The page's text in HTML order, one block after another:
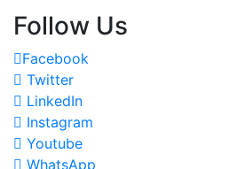
Follow Us
Facebook
Twitter
LinkedIn
Instagram
Youtube
WhatsApp